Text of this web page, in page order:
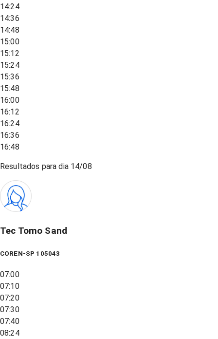
14:24
14:36
14:48
15:00
15:12
15:24
15:36
15:48
16:00
16:12
16:24
16:36
16:48
Resultados para dia 14/08
Tec Tomo Sand
COREN-SP 105043
07:00
07:10
07:20
07:30
07:40
08:24